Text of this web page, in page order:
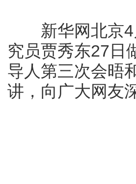
新华网北京4
究员贾秀东27日
导人第三次会晤
讲，向广大网友